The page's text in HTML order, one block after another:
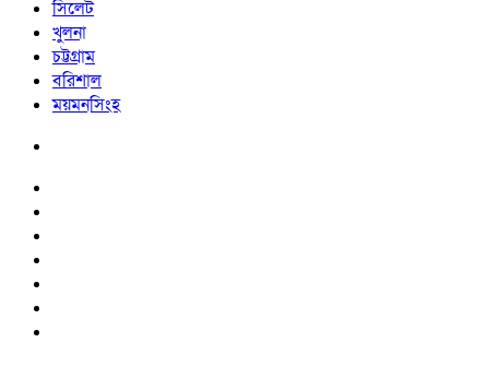
সিলেট
খুলনা
চট্টগ্রাম
বরিশাল
ময়মনসিংহ